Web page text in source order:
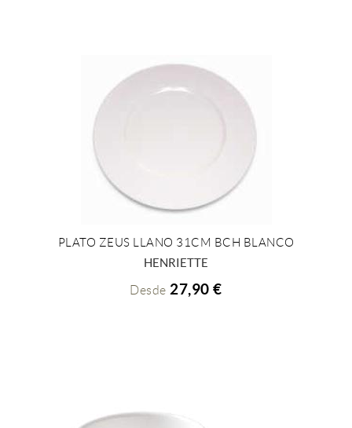
+ INFO
PLATO ZEUS LLANO 31CM BCH BLANCO
HENRIETTE
Desde 27,90 €